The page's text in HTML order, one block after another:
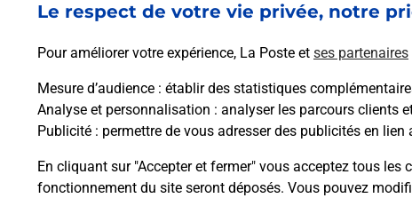
Le respect de votre vie privée, notre
Pour améliorer votre expérience, La Poste et ses partenaires
Mesure d’audience : établir des statistiques
Analyse et personnalisation : analyser les parcours clients
Publicité : permettre de vous adresser des publicités en
En cliquant sur "Accepter et fermer" vous acceptez tous
fonctionnement du site seront déposés. Vous pouvez
Boîte aux lettres La Poste
155 Rue De La Riviere
19270 Donzenac
Itinéraire
Le lien s'ouvre dans un nouvel onglet